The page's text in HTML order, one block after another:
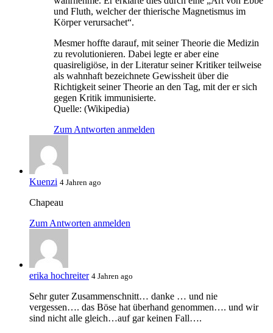
und Fluth, welcher der thierische Magnetismus im
Körper verursachet“.
Mesmer hoffte darauf, mit seiner Theorie die Medizin
zu revolutionieren. Dabei legte er aber eine
quasireligiöse, in der Literatur seiner Kritiker teilweise
als wahnhaft bezeichnete Gewissheit über die
Richtigkeit seiner Theorie an den Tag, mit der er sich
gegen Kritik immunisierte.
Quelle: (Wikipedia)
Zum Antworten anmelden
Kuenzi 4 Jahren ago
Chapeau
Zum Antworten anmelden
erika hochreiter 4 Jahren ago
Sehr guter Zusammenschnitt… danke … und nie
vergessen…. das Böse hat überhand genommen…. und wir
sind nicht alle gleich…auf gar keinen Fall….